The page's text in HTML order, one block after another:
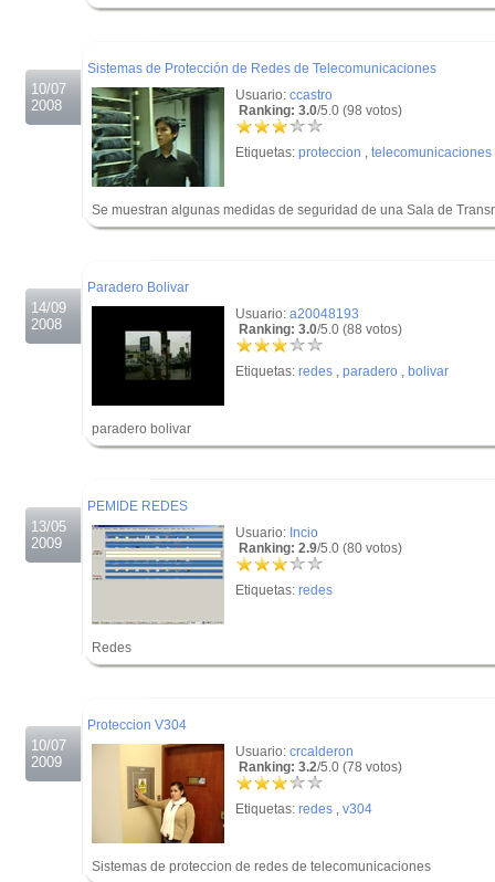
10/07
2008
Sistemas de Protección de Redes de Telecomunicaciones
Usuario: ccastro
Ranking: 3.0/5.0 (98 votos)
Etiquetas: proteccion , telecomunicaciones
Se muestran algunas medidas de seguridad de una Sala de
14/09
2008
Paradero Bolivar
Usuario: a20048193
Ranking: 3.0/5.0 (88 votos)
Etiquetas: redes , paradero , bolivar
paradero bolivar
13/05
2009
PEMIDE REDES
Usuario: Incio
Ranking: 2.9/5.0 (80 votos)
Etiquetas: redes
Redes
10/07
2009
Proteccion V304
Usuario: crcalderon
Ranking: 3.2/5.0 (78 votos)
Etiquetas: redes , v304
Sistemas de proteccion de redes de telecomunicaciones